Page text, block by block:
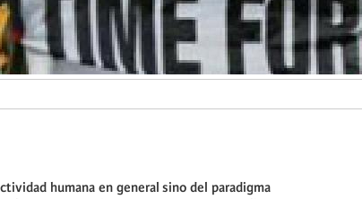
humana en generalsino del paradigma